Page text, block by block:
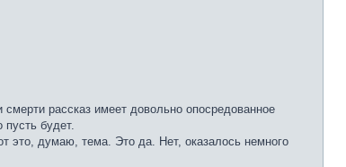
рассказ имеет довольно опосредованное
будет.
это, думаю, тема. Это да. Нет, оказалось немного